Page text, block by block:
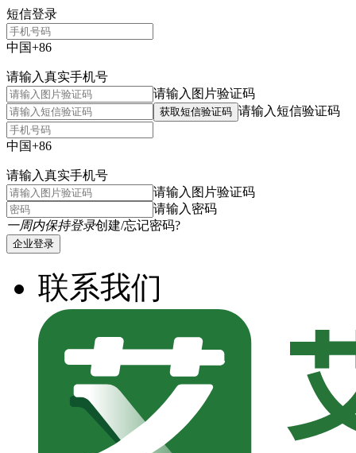
短信登录
中国+86
请输入真实手机号
请输入图片验证码
获取短信验证码 请输入短信验证码
中国+86
请输入真实手机号
请输入图片验证码
请输入密码
一周内保持登录创建/忘记密码?
企业登录
联系我们